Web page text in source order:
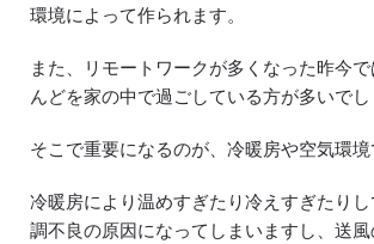
環境によって作られます。
また、リモートワークが多くなった昨今
んどを家の中で過ごしている方が多いでし
そこで重要になるのが、冷暖房や空気環境
冷暖房により温めすぎたり冷えすぎたり
調不良の原因になってしまいますし、送